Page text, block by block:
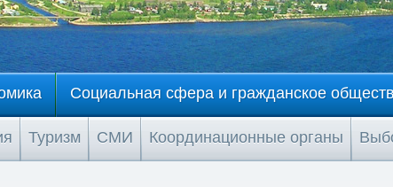
Социальная сфера и гражданское
Туризм СМИ Координационные органы